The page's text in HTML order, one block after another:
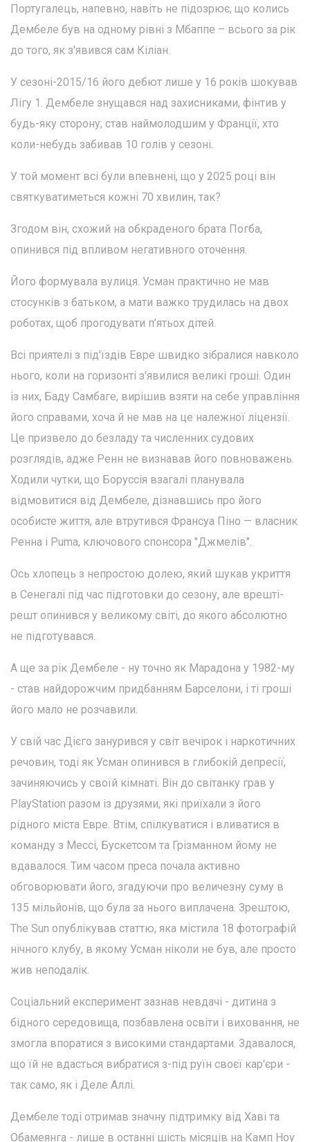
Португалець, напевно, навіть не підозрює, що колись
Дембеле був на одному рівні з Мбаппе – всього за рік
до того, як з'явився сам Кіліан.
У сезоні-2015/16 його дебют лише у 16 років шокував
Лігу 1. Дембеле знущався над захисниками, фінтив у
будь-яку сторону; став наймолодшим у Франції, хто
коли-небудь забивав 10 голів у сезоні.
У той момент всі були впевнені, що у 2025 році він
святкуватиметься кожні 70 хвилин, так?
Згодом він, схожий на обкраденого брата Погба,
опинився під впливом негативного оточення.
Його формувала вулиця. Усман практично не мав
стосунків з батьком, а мати важко трудилась на двох
роботах, щоб прогодувати п’ятьох дітей.
Всі приятелі з під'їздів Евре швидко зібралися навколо
нього, коли на горизонті з'явилися великі гроші. Один
із них, Баду Самбаге, вирішив взяти на себе управління
його справами, хоча й не мав на це належної ліцензії.
Це призвело до безладу та численних судових
розглядів, адже Ренн не визнавав його повноважень.
Ходили чутки, що Боруссія взагалі планувала
відмовитися від Дембеле, дізнавшись про його
особисте життя, але втрутився Франсуа Піно — власник
Ренна і Puma, ключового спонсора "Джмелів".
Ось хлопець з непростою долею, який шукав укриття
в Сенегалі під час підготовки до сезону, але врешті-
решт опинився у великому світі, до якого абсолютно
не підготувався.
А ще за рік Дембеле - ну точно як Марадона у 1982-му
- став найдорожчим придбанням Барселони, і ті гроші
його мало не розчавили.
У свій час Дієго занурився у світ вечірок і наркотичних
речовин, тоді як Усман опинився в глибокій депресії,
зачиняючись у своїй кімнаті. Він до світанку грав у
PlayStation разом із друзями, які приїхали з його
рідного міста Евре. Втім, спілкуватися і вливатися в
команду з Мессі, Бускетсом та Грізманном йому не
вдавалося. Тим часом преса почала активно
обговорювати його, згадуючи про величезну суму в
135 мільйонів, що була за нього виплачена. Зрештою,
The Sun опублікував статтю, яка містила 18 фотографій
нічного клубу, в якому Усман ніколи не був, але просто
жив неподалік.
Соціальний експеримент зазнав невдачі - дитина з
бідного середовища, позбавлена освіти і виховання, не
змогла впоратися з високими стандартами. Здавалося,
що їй не вдасться вибратися з-під руїн своєї кар'єри -
так само, як і Деле Аллі.
Дембеле тоді отримав значну підтримку від Хаві та
Обамеянга - лише в останні шість місяців на Камп Ноу